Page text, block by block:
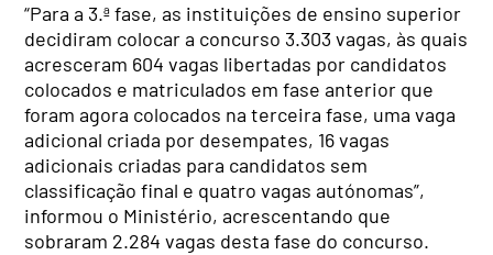
“Para a 3.ª fase, as instituições de ensino superior
decidiram colocar a concurso 3.303 vagas, às quais
acresceram 604 vagas libertadas por candidatos
colocados e matriculados em fase anterior que
foram agora colocados na terceira fase, uma vaga
adicional criada por desempates, 16 vagas
adicionais criadas para candidatos sem
classificação final e quatro vagas autónomas”,
informou o Ministério, acrescentando que
sobraram 2.284 vagas desta fase do concurso.